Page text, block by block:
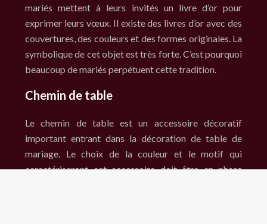
mariés mettent à leurs invités un livre d’or pour
exprimer leurs vœux. Il existe des livres d’or avec des
couvertures, des couleurs et des formes originales. La
symbolique de cet objet est très forte. C’est pourquoi
beaucoup de mariés perpétuent cette tradition.
Chemin de table
Le chemin de table est un accessoire décoratif
important entrant dans la décoration de table de
mariage. Le choix de la couleur et le motif qui
caractériseront cet accessoire doit être en phase